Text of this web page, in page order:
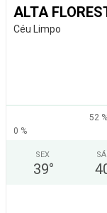
ALTA
Céu Limpo
52 %
0 %
SEX
39°